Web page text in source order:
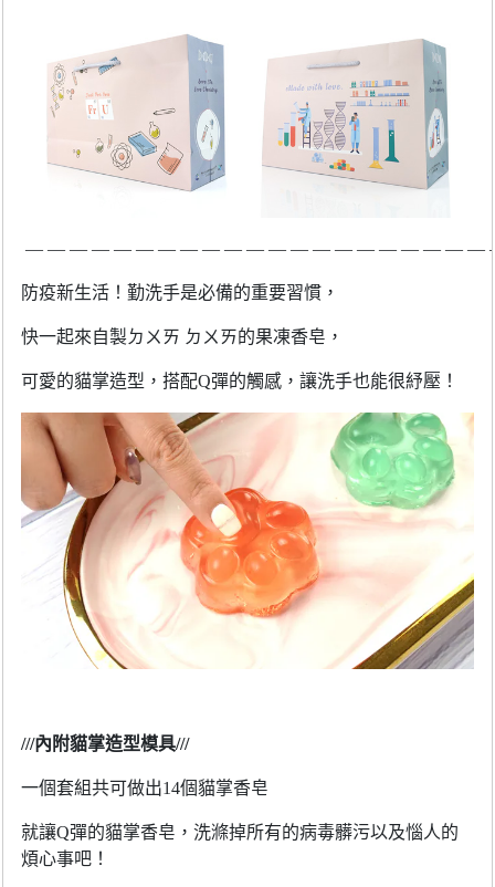
― ― ― ― ― ― ― ― ― ― ― ― ― ― ― ― ― ― ― ― ―
防疫新生活！勤洗手是必備的重要習慣，
快一起來自製ㄉㄨㄞ ㄉㄨㄞ的果凍香皂，
可愛的貓掌造型，搭配Q彈的觸感，讓洗手也能很紓壓！
///內附貓掌造型模具///
一個套組共可做出14個貓掌香皂
就讓Q彈的貓掌香皂，洗滌掉所有的病毒髒污以及惱人的
煩心事吧！